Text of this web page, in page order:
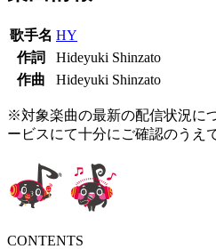
歌手名 HY
作詞
Hideyuki Shinzato
作曲
Hideyuki Shinzato
※対象楽曲の最新の配信状況に
ービスにて十分にご確認のうえ
CONTENTS